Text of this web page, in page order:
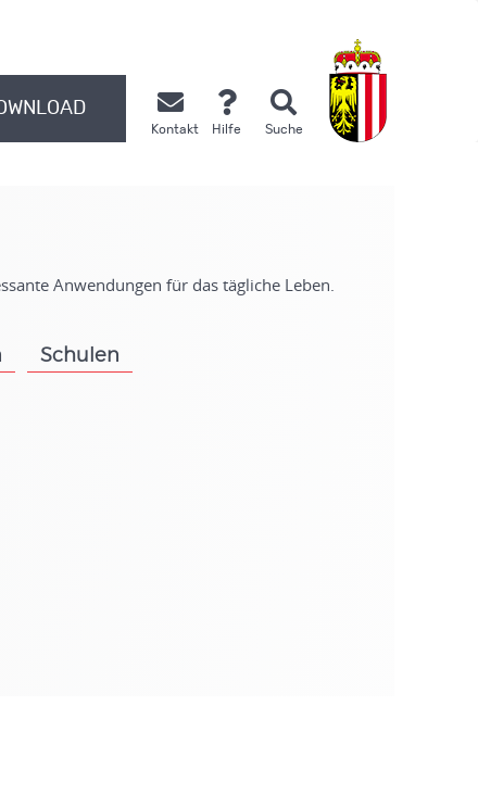
Kontakt Hilfe Suche
Anwendungen für das tägliche Leben.
Schulen